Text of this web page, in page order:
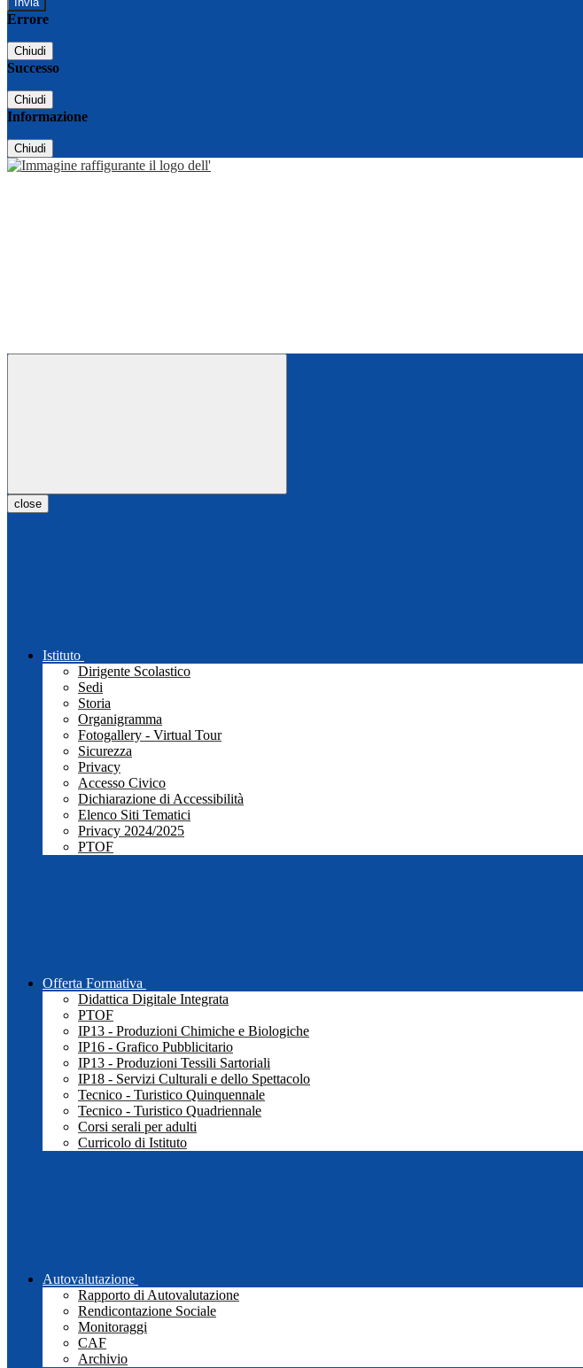
Errore
Chiudi
Successo
Chiudi
Informazione
Chiudi
close
Istituto
Dirigente Scolastico
Sedi
Storia
Organigramma
Fotogallery - Virtual Tour
Sicurezza
Privacy
Accesso Civico
Dichiarazione di Accessibilità
Elenco Siti Tematici
Privacy 2024/2025
PTOF
Offerta Formativa
Didattica Digitale Integrata
PTOF
IP13 - Produzioni Chimiche e Biologiche
IP16 - Grafico Pubblicitario
IP13 - Produzioni Tessili Sartoriali
IP18 - Servizi Culturali e dello Spettacolo
Tecnico - Turistico Quinquennale
Tecnico - Turistico Quadriennale
Corsi serali per adulti
Curricolo di Istituto
Autovalutazione
Rapporto di Autovalutazione
Rendicontazione Sociale
Monitoraggi
CAF
Archivio